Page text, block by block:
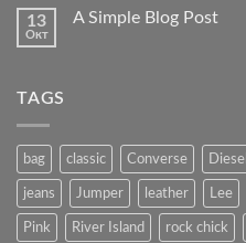
13
Окт
A Simple Blog Post
TAGS
bag classic Converse Diesel
jeans Jumper leather Lee
Pink River Island rock chick